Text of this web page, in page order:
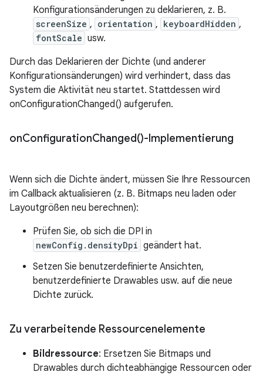
Konfigurationsänderungen zu deklarieren, z. B.
screenSize , orientation , keyboardHidden ,
fontScale usw.
Durch das Deklarieren der Dichte (und anderer
Konfigurationsänderungen) wird verhindert, dass das
System die Aktivität neu startet. Stattdessen wird
onConfigurationChanged() aufgerufen.
onConfigurationChanged()-Implementierung
Wenn sich die Dichte ändert, müssen Sie Ihre Ressourcen
im Callback aktualisieren (z. B. Bitmaps neu laden oder
Layoutgrößen neu berechnen):
Prüfen Sie, ob sich die DPI in
newConfig.densityDpi geändert hat.
Setzen Sie benutzerdefinierte Ansichten,
benutzerdefinierte Drawables usw. auf die neue
Dichte zurück.
Zu verarbeitende Ressourcenelemente
Bildressource: Ersetzen Sie Bitmaps und
Drawables durch dichteabhängige Ressourcen oder